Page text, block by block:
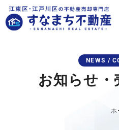
NEWS /
お知らせ・
ホ